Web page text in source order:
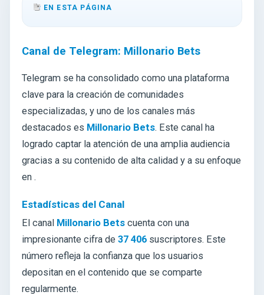
EN ESTA PÁGINA
Canal de Telegram: Millonario Bets
Telegram se ha consolidado como una plataforma
clave para la creación de comunidades
especializadas, y uno de los canales más
destacados es Millonario Bets. Este canal ha
logrado captar la atención de una amplia audiencia
gracias a su contenido de alta calidad y a su enfoque
en .
Estadísticas del Canal
El canal Millonario Bets cuenta con una
impresionante cifra de 37 406 suscriptores. Este
número refleja la confianza que los usuarios
depositan en el contenido que se comparte
regularmente.